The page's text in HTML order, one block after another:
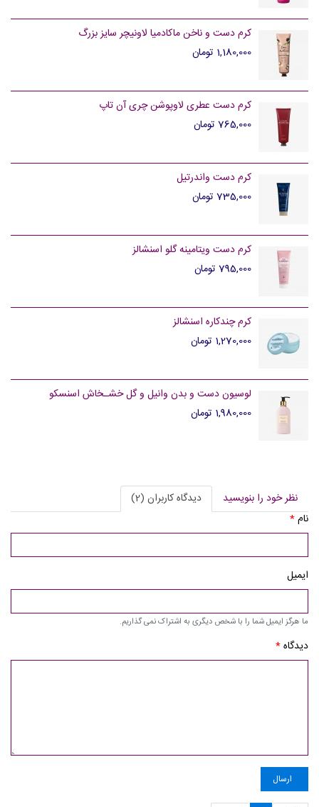
کرم دست و ناخن ماکادمیا لاونیچر سایز بزرگ
1,180,000 تومان
کرم دست عطری لاوپوشن چری آن تاپ
765,000 تومان
کرم دست واندرتیل
735,000 تومان
کرم دست ویتامینه گلو اسنشالز
795,000 تومان
کرم چندکاره اسنشالز
1,270,000 تومان
لوسیون دست و بدن وانیل و گل خشـخاش اسنسکو
1,980,000 تومان
نظر خود را بنویسید
دیدگاه کاربران (2)
نام*
ایمیل
ما هرگز ایمیل شما را با شخص دیگری به اشتراک نمی گذاریم.
دیدگاه*
ارسال